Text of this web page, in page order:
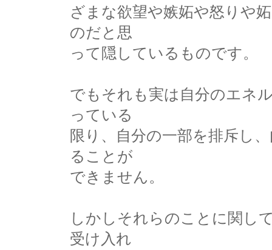
ざまな欲望や嫉妬や怒りや
のだと思
って隠しているものです。
でもそれも実は自分のエネ
っている
限り、自分の一部を排斥し
ることが
できません。
しかしそれらのことに関し
受け入れ